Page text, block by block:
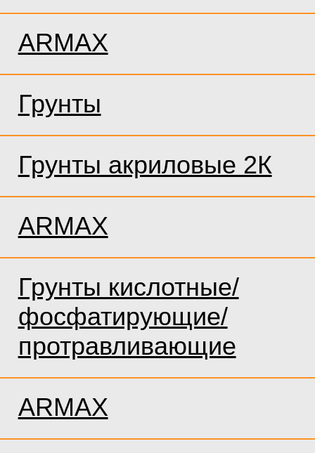
ARMAX
Грунты
Грунты акриловые 2К
ARMAX
Грунты кислотные/
фосфатирующие/
протравливающие
ARMAX